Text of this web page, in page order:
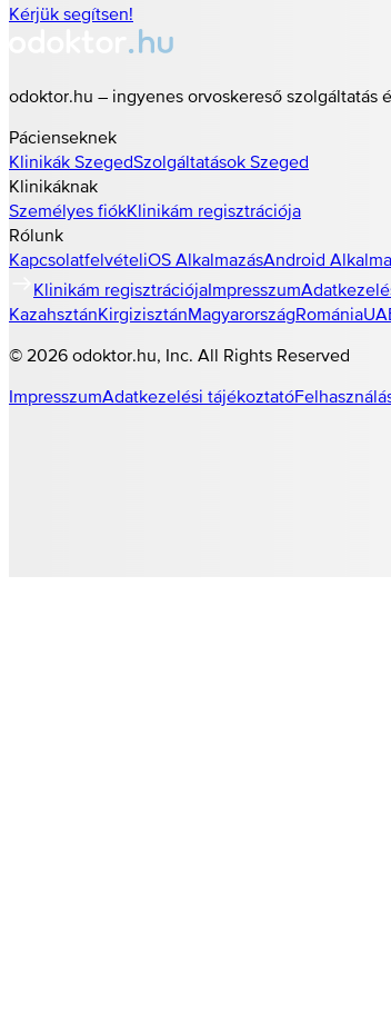
Kérjük segítsen!
odoktor.hu – ingyenes orvoskereső szolgáltatás
Pácienseknek
Klinikák SzegedSzolgáltatások Szeged
Klinikáknak
Személyes fiókKlinikám regisztrációja
Rólunk
KapcsolatfelvételiOS AlkalmazásAndroid
Klinikám regisztrációjaImpresszum
KazahsztánKirgizisztánMagyarországRománia
© 2026 odoktor.hu , Inc. All Rights Reserved
ImpresszumAdatkezelési tájékoztató